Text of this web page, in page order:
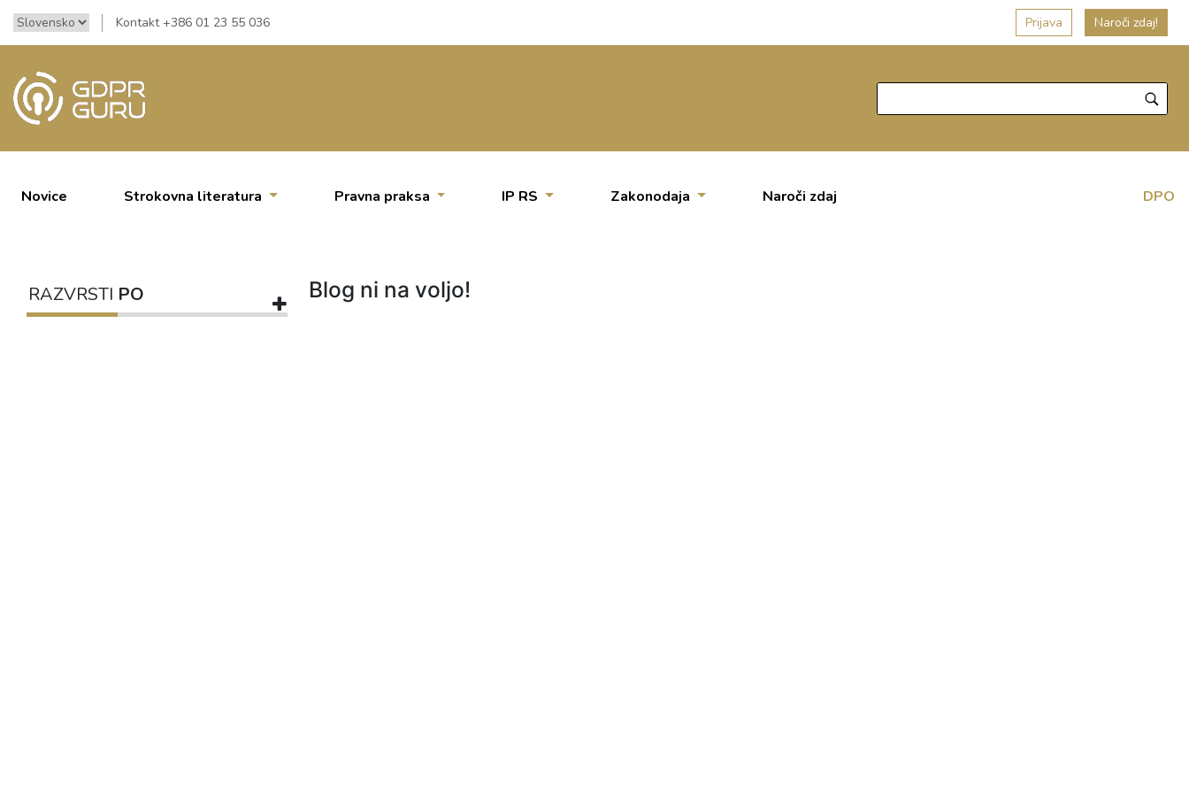
Kontakt +386 01 23 55 036 Prijava Naroči zdaj!
Novice Strokovna literatura Pravna praksa IP RS Zakonodaja Naroči zdaj DPO
RAZVRSTI PO Blog ni na voljo!